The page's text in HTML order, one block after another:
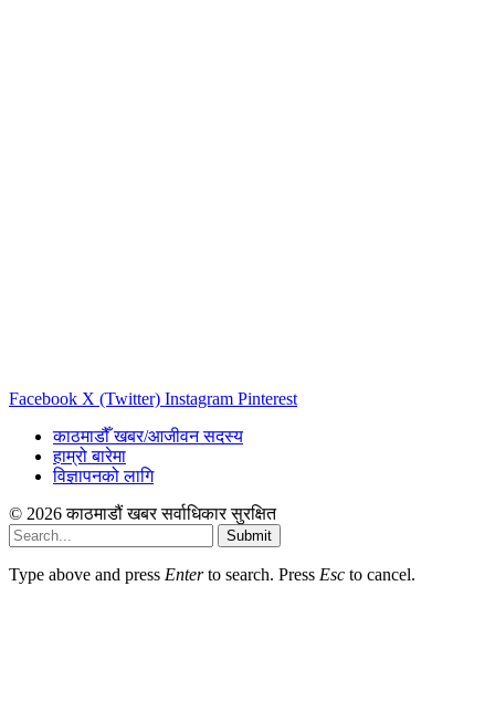
Facebook X (Twitter) Instagram Pinterest
काठमाडौँ खबर/आजीवन सदस्य
हाम्रो बारेमा
विज्ञापनको लागि
© 2026 काठमाडौं खबर सर्वाधिकार सुरक्षित
Submit
Type above and press Enterto search. Press Esc to cancel.